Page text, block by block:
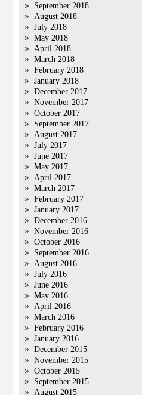
September 2018
August 2018
July 2018
May 2018
April 2018
March 2018
February 2018
January 2018
December 2017
November 2017
October 2017
September 2017
August 2017
July 2017
June 2017
May 2017
April 2017
March 2017
February 2017
January 2017
December 2016
November 2016
October 2016
September 2016
August 2016
July 2016
June 2016
May 2016
April 2016
March 2016
February 2016
January 2016
December 2015
November 2015
October 2015
September 2015
August 2015